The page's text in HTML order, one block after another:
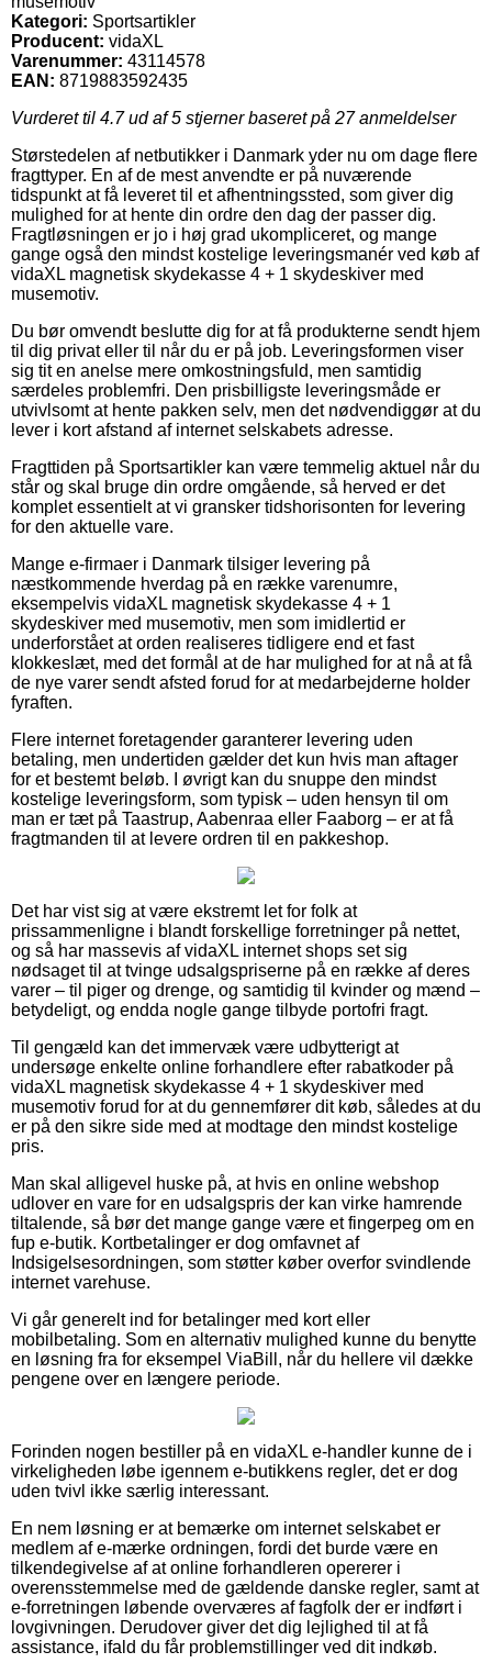
Kategori: Sportsartikler
Producent: vidaXL
Varenummer: 43114578
EAN: 8719883592435
Vurderet til 4.7ud af 5 stjerner baseret på 27anmeldelser
Størstedelen af netbutikker i Danmark yder nu om dage flere
fragttyper. En af de mest anvendte er på nuværende
tidspunkt at få leveret til et afhentningssted, som giver dig
mulighed for at hente din ordre den dag der passer dig.
Fragtløsningen er jo i høj grad ukompliceret, og mange
gange også den mindst kostelige leveringsmanér ved køb af
vidaXL magnetisk skydekasse 4 + 1 skydeskiver med
musemotiv.
Du bør omvendt beslutte dig for at få produkterne sendt hjem
til dig privat eller til når du er på job. Leveringsformen viser
sig tit en anelse mere omkostningsfuld, men samtidig
særdeles problemfri. Den prisbilligste leveringsmåde er
utvivlsomt at hente pakken selv, men det nødvendiggør at du
lever i kort afstand af internet selskabets adresse.
Fragttiden på Sportsartikler kan være temmelig aktuel når du
står og skal bruge din ordre omgående, så herved er det
komplet essentielt at vi gransker tidshorisonten for levering
for den aktuelle vare.
Mange e-firmaer i Danmark tilsiger levering på
næstkommende hverdag på en række varenumre,
eksempelvis vidaXL magnetisk skydekasse 4 + 1
skydeskiver med musemotiv, men som imidlertid er
underforstået at orden realiseres tidligere end et fast
klokkeslæt, med det formål at de har mulighed for at nå at få
de nye varer sendt afsted forud for at medarbejderne holder
fyraften.
Flere internet foretagender garanterer levering uden
betaling, men undertiden gælder det kun hvis man aftager
for et bestemt beløb. I øvrigt kan du snuppe den mindst
kostelige leveringsform, som typisk – uden hensyn til om
man er tæt på Taastrup, Aabenraa eller Faaborg – er at få
fragtmanden til at levere ordren til en pakkeshop.
Det har vist sig at være ekstremt let for folk at
prissammenligne i blandt forskellige forretninger på nettet,
og så har massevis af vidaXL internet shops set sig
nødsaget til at tvinge udsalgspriserne på en række af deres
varer – til piger og drenge, og samtidig til kvinder og mænd –
betydeligt, og endda nogle gange tilbyde portofri fragt.
Til gengæld kan det immervæk være udbytterigt at
undersøge enkelte online forhandlere efter rabatkoder på
vidaXL magnetisk skydekasse 4 + 1 skydeskiver med
musemotiv forud for at du gennemfører dit køb, således at du
er på den sikre side med at modtage den mindst kostelige
pris.
Man skal alligevel huske på, at hvis en online webshop
udlover en vare for en udsalgspris der kan virke hamrende
tiltalende, så bør det mange gange være et fingerpeg om en
fup e-butik. Kortbetalinger er dog omfavnet af
Indsigelsesordningen, som støtter køber overfor svindlende
internet varehuse.
Vi går generelt ind for betalinger med kort eller
mobilbetaling. Som en alternativ mulighed kunne du benytte
en løsning fra for eksempel ViaBill, når du hellere vil dække
pengene over en længere periode.
Forinden nogen bestiller på en vidaXL e-handler kunne de i
virkeligheden løbe igennem e-butikkens regler, det er dog
uden tvivl ikke særlig interessant.
En nem løsning er at bemærke om internet selskabet er
medlem af e-mærke ordningen, fordi det burde være en
tilkendegivelse af at online forhandleren opererer i
overensstemmelse med de gældende danske regler, samt at
e-forretningen løbende overværes af fagfolk der er indført i
lovgivningen. Derudover giver det dig lejlighed til at få
assistance, ifald du får problemstillinger ved dit indkøb.